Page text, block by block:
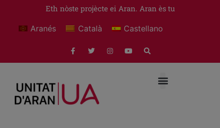
Eth nòste projècte ei Aran. Aran ès tu
Aranés Català Castellano